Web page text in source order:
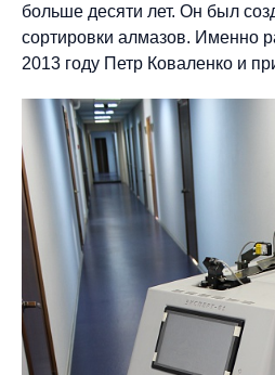
больше десяти лет. Он был
сортировки алмазов. Именно
2013 году Петр Коваленко и